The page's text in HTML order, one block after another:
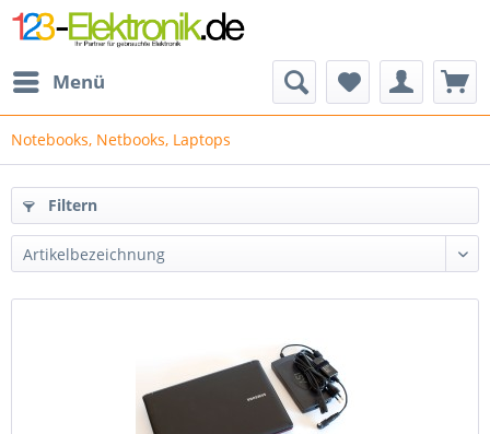
Menü
Notebooks, Netbooks, Laptops
Filtern